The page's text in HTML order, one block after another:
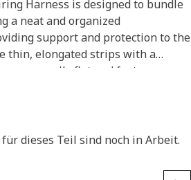
Harness is designed to bundle
a neat and organized
support and protection to the
thin, elongated strips with a
are usually flat and feature a
The loose wires are gathered
dieses Teil sind noch in Arbeit.